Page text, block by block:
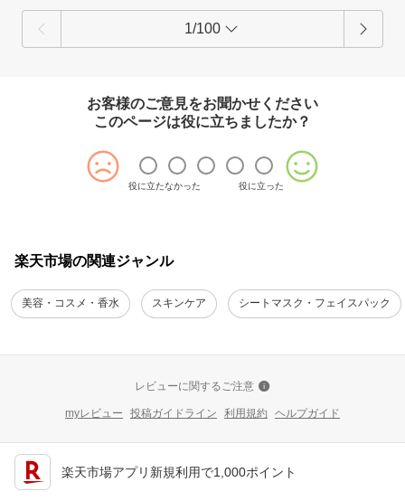
私はお風呂上がりに使用していますが、化粧水・乳液・美容液の
役割を兼ねたオールインワンタイプなので、忙しい日にも手軽に
また、プラセンタエキスやビタミンC誘導体などの美容成分が配合
されている点にも魅力を感じました。
ケア用としてリピートしたくなるフェイスマスクです。
1/100
お客様のご意見をお聞かせください
このページは役に立ちましたか？
役に立たなかった 役に立った
楽天市場の関連ジャンル
美容・コスメ・香水 スキンケア シートマスク・フェイスパック
レビューに関するご注意
myレビュー 投稿ガイドライン 利用規約 ヘルプガイド
楽天市場アプリ新規利用で1,000ポイント